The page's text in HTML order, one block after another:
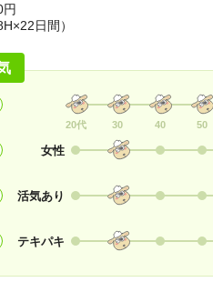
円
日間）
20代 30 40 50
女性
活気あり
テキパキ